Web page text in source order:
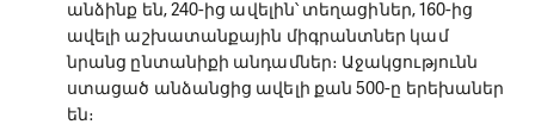
անձինք են, 240-ից ավելին՝ տեղացիներ, 160-ից
ավելի աշխատանքային միգրանտներ կամ
նրանց ընտանիքի անդամներ։ Աջակցությունն
ստացած անձանցից ավելի քան 500-ը երեխաներ
են։